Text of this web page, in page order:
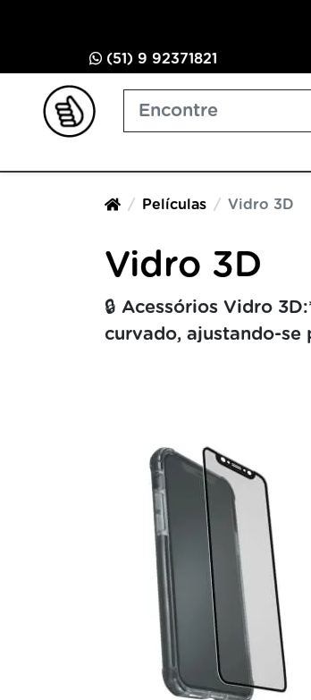
(51) 9 92371821
Películas Vidro 3D
Vidro 3D
🔒 Acessórios Vidro
curvado, ajustando-se